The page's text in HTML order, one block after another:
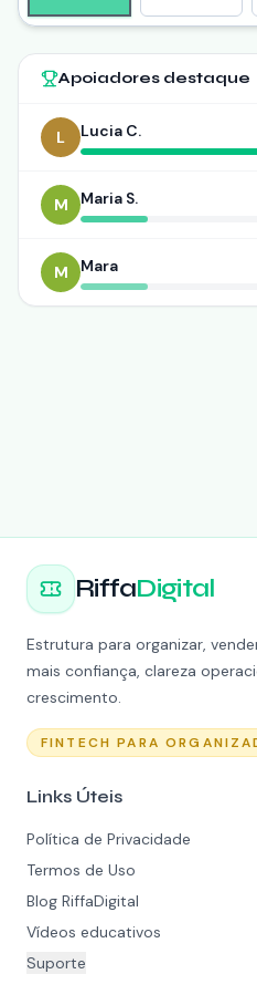
Apoiadores destaque
L Lucia C.
M Maria S.
M Mara
RiffaDigital
Estrutura para organizar,
mais confiança, clareza
crescimento.
FINTECH PARA
Links Úteis
Política de Privacidade
Termos de Uso
Blog RiffaDigital
Vídeos educativos
Suporte